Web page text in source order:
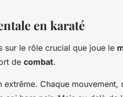
en karaté
sur le rôle crucial que joue le
de combat.
Chaque mouvement,